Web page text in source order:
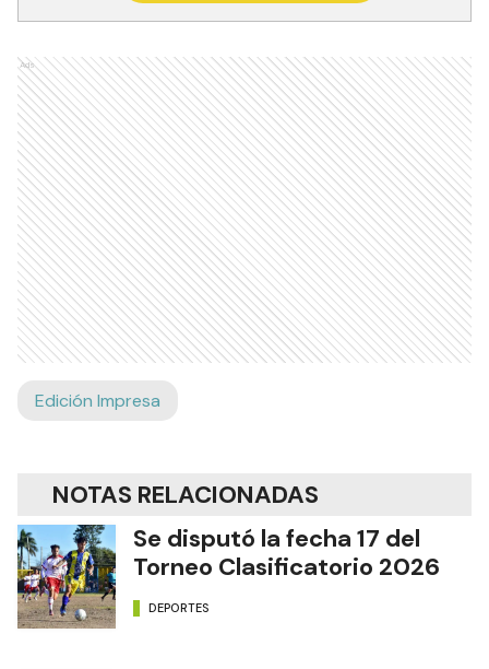
Ads
Edición Impresa
NOTAS RELACIONADAS
Se disputó la fecha 17 del
Torneo Clasificatorio 2026
DEPORTES